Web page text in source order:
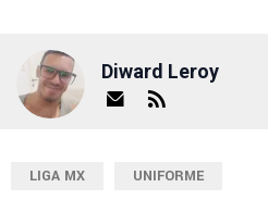
Diward Leroy
LIGA MX UNIFORME